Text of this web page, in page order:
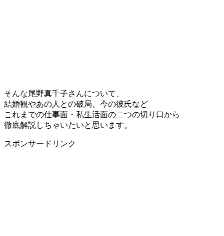
そんな尾野真千子さんについて、
結婚観やあの人との破局、今の彼氏など
これまでの仕事面・私生活面の二つの切り口から
徹底解説しちゃいたいと思います。
スポンサードリンク